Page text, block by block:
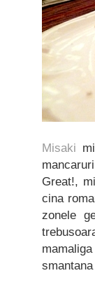
Misaki
Great!,
cina
zonele